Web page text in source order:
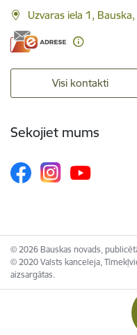
Uzvaras iela 1,
Visi kontakti
Sekojiet mums
© 2026 Bauskas novads,
© 2020 Valsts kanceleja,
aizsargātas.